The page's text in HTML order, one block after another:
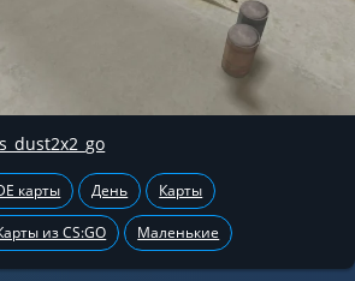
карты День Карты
из CS:GO Маленькие